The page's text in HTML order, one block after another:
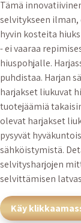
Tämä
selvitykseen
hyvin kosteita
- ei vaaraa
hiuspohjalle.
puhdistaa. Harjan
harjakset liukuvat
tuotejäämiä
olevat harjakset
pysyvät
sähköistymistä.
selvitysharjojen
selvittämisen
Käy